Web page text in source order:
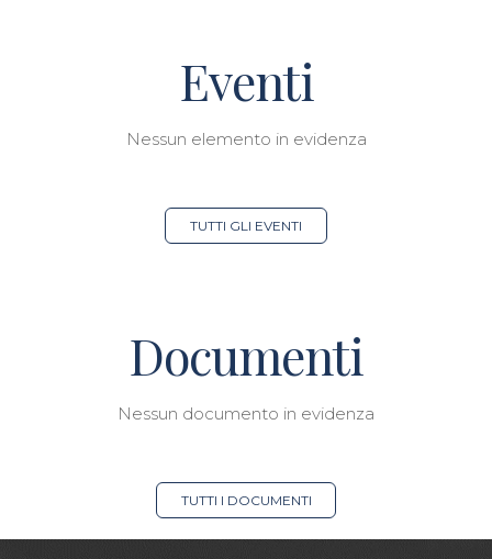
Eventi
Nessun elemento in evidenza
TUTTI GLI EVENTI
Documenti
Nessun documento in evidenza
TUTTI I DOCUMENTI